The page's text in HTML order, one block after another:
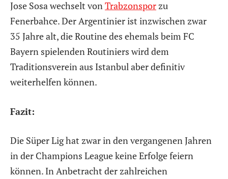
Jose Sosa wechselt vonTrabzonsporzu
Fenerbahce. Der Argentinier ist inzwischen zwar
35 Jahre alt, die Routine des ehemals beim FC
Bayern spielenden Routiniers wird dem
Traditionsverein aus Istanbul aber definitiv
weiterhelfen können.
Fazit:
Die Süper Lig hat zwar in den vergangenen Jahren
in der Champions League keine Erfolge feiern
können. In Anbetracht der zahlreichen